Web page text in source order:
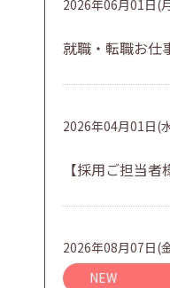
2026年06月01日(
就職・転職お仕
2026年04月01日(
【採用ご担当
2026年08月07日(
NEW